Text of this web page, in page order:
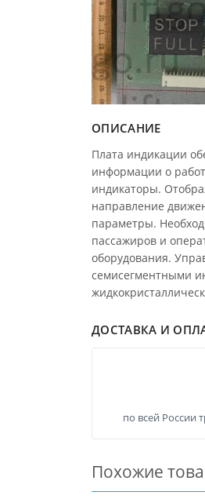
ДОСТАВКА И
по всей России
ОПИСАНИЕ
Плата индикации
информации о
индикаторы.
направление
параметры.
пассажиров и
оборудования.
семисегментными
Похожие